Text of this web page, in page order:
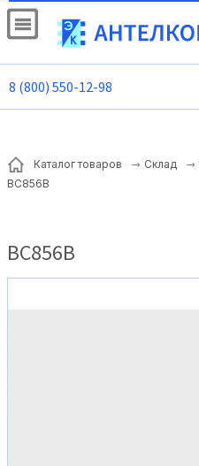
8 (800) 550-12-98
Каталог товаров Склад
BC856B
BC856B